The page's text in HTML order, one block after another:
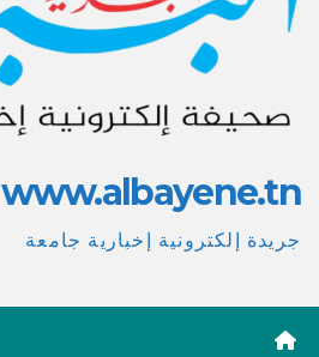
www.albayene.tn
جريدة إلكترونية إخبارية جامعة